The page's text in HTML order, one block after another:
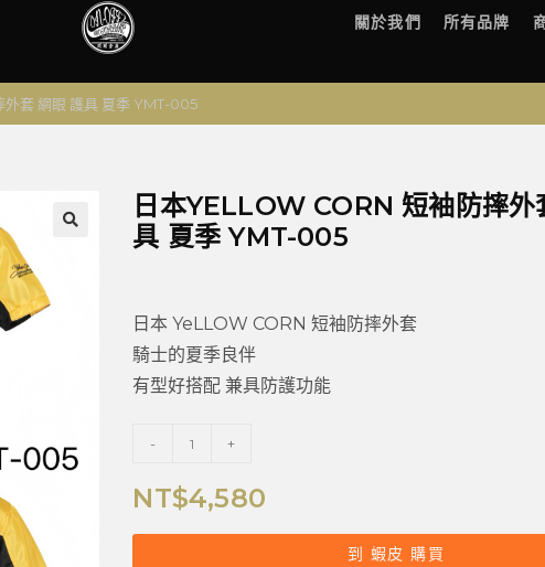
關於我們 所有品牌
套 網眼 護具 夏季 YMT-005
日本YELLOW CORN 短袖防摔外
具 夏季 YMT-005
日本 YeLLOW CORN 短袖防摔外套
騎士的夏季良伴
有型好搭配 兼具防護功能
- +
NT$4,580
到 蝦皮 購買